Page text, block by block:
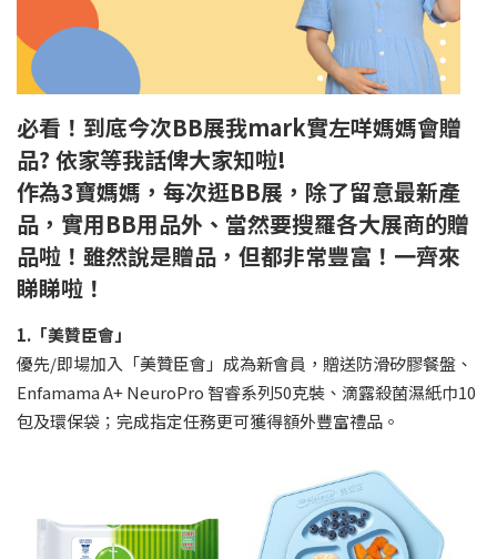
必看！到底今次BB展我mark實左咩媽媽會贈
品? 依家等我話俾大家知啦!
作為3寶媽媽，每次逛BB展，除了留意最新產
品，實用BB用品外、當然要搜羅各大展商的贈
品啦！雖然說是贈品，但都非常豐富！一齊來
睇睇啦！
1.「美贊臣會」
優先/即場加入「美贊臣會」成為新會員，贈送防滑矽膠餐盤、
Enfamama A+ NeuroPro 智睿系列50克裝、滴露殺菌濕紙巾10
包及環保袋；完成指定任務更可獲得額外豐富禮品。